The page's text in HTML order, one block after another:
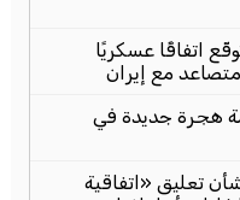
اتفاقًا عسكريًا
مع إيران
هجرة جديدة في
تعليق «اتفاقية